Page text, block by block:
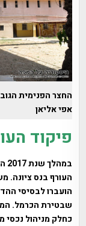
החצר הפנימית
אפי אליאן
פיקוד
העורף בנס ציונה.
הועברו לבסיסי
שבטירת הכרמל.
כחלק מניהול נכסי